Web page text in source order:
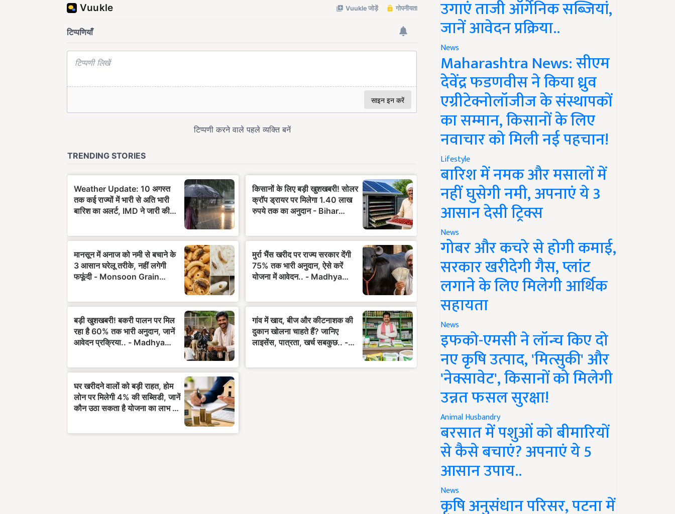
उगाएं ताजी ऑर्गेनिक सब्जियां,
जानें आवेदन प्रक्रिया..
News
Maharashtra News: सीएम
देवेंद्र फडणवीस ने किया ध्रुव
एग्रीटेक्नोलॉजीज के संस्थापकों
का सम्मान, किसानों के लिए
नवाचार को मिली नई पहचान!
Lifestyle
बारिश में नमक और मसालों में
नहीं घुसेगी नमी, अपनाएं ये 3
आसान देसी ट्रिक्स
News
गोबर और कचरे से होगी कमाई,
सरकार खरीदेगी गैस, प्लांट
लगाने के लिए मिलेगी आर्थिक
सहायता
News
इफको-एमसी ने लॉन्च किए दो
नए कृषि उत्पाद, 'मित्सुकी' और
'नेक्सावेट', किसानों को मिलेगी
उन्नत फसल सुरक्षा!
Animal Husbandry
बरसात में पशुओं को बीमारियों
से कैसे बचाएं? अपनाएं ये 5
आसान उपाय..
News
कृषि अनुसंधान परिसर, पटना में